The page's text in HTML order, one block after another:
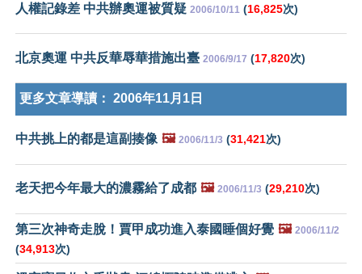
人權記錄差 中共辦奧運被質疑 2006/10/11 (16,825次)
北京奧運 中共反華辱華措施出臺 2006/9/17 (17,820次)
更多文章導讀： 2006年11月1日
中共挑上的都是這副揍像 🖼️ 2006/11/3 (31,421次)
老天把今年最大的濃霧給了成都 🖼️ 2006/11/3 (29,210次)
第三次神奇走脫！賈甲成功進入泰國睡個好覺 🖼️ 2006/11/2
(34,913次)